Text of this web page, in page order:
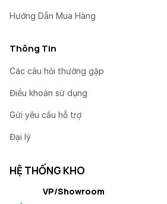
Hướng Dẫn Mua Hàng
Thông Tin
Các câu hỏi thường gặp
Điều khoản sử dụng
Gửi yêu cầu hỗ trợ
Đại lý
HỆ THỐNG KHO
VP/Showroom